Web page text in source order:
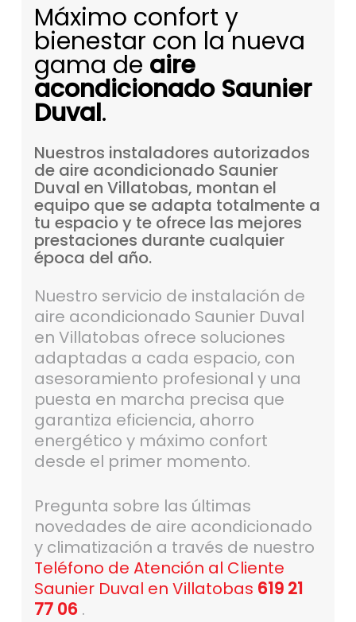
Máximo confort y
bienestar con la nueva
gama de aire
acondicionado Saunier
Duval.
Nuestros instaladores autorizados
de aire acondicionado Saunier
Duval en Villatobas, montan el
equipo que se adapta totalmente a
tu espacioy te ofrece las mejores
prestaciones durante cualquier
época del año.
Nuestro servicio de instalación de
aire acondicionado Saunier Duval
en Villatobas ofrece soluciones
adaptadas a cada espacio, con
asesoramiento profesional y una
puesta en marcha precisa que
garantiza eficiencia, ahorro
energético y máximo confort
desde el primer momento.
Pregunta sobre las últimas
novedades de aire acondicionado
y climatización a través de nuestro
Teléfono de Atención al Cliente
Saunier Duval en Villatobas 619 21
77 06 .